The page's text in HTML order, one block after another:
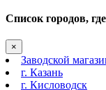
Список городов,
×
Заводской
г. Казань
г. Кисловодск